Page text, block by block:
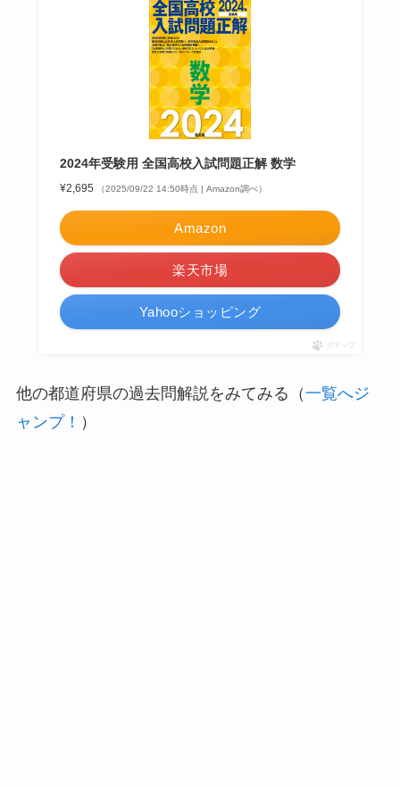
2024年受験用 全国高校入試問題正解 数学
¥2,695 （2025/09/22 14:50時点 | Amazon調べ）
Amazon
楽天市場
Yahooショッピング
ポチップ
他の都道府県の過去問解説をみてみる（一覧へジ
ャンプ！ ）